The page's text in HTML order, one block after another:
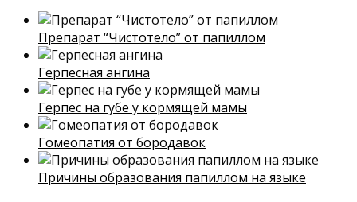
Препарат “Чистотело” от папиллом
Герпесная ангина
Герпес на губе у кормящей мамы
Гомеопатия от бородавок
Причины образования папиллом на языке